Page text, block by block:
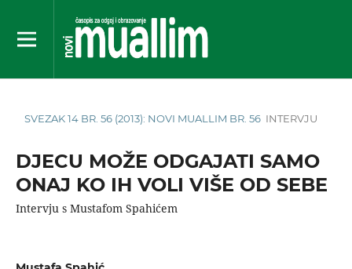
SVEZAK 14 BR. 56 (2013): NOVI MUALLIM BR. 56 INTERVJU
DJECU MOŽE ODGAJATI SAMO
ONAJ KO IH VOLI VIŠE OD SEBE
Intervju s Mustafom Spahićem